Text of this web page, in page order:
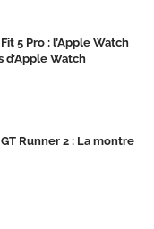
5 Pro : l’Apple Watch
Watch
Runner 2 : La montre